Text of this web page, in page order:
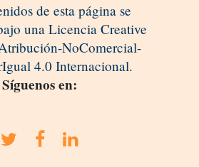
de esta página se
una Licencia Creative
NoComercial-
4.0 Internacional.
Síguenos en: